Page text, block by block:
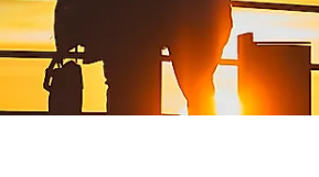
& Lifestyle
shoppen
essen & trinken